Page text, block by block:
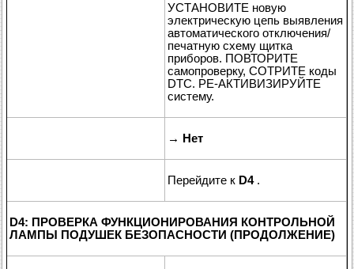
УСТАНОВИТЕ новую
электрическую цепь выявления
автоматического отключения/
печатную схему щитка
приборов. ПОВТОРИТЕ
самопроверку, СОТРИТЕ коды
DTC. РЕ-АКТИВИЗИРУЙТЕ
систему.
→ Нет
Перейдите к D4.
D4: ПРОВЕРКА ФУНКЦИОНИРОВАНИЯ КОНТРОЛЬНОЙ
ЛАМПЫ ПОДУШЕК БЕЗОПАСНОСТИ (ПРОДОЛЖЕНИЕ)